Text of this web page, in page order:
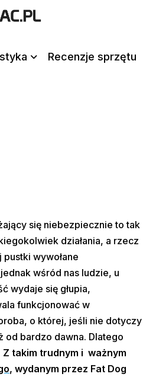
Recenzje sprzętu
się niebezpiecznie to tak
działania, a rzecz
wywołane
wśród nas ludzie, u
wydaje się głupia,
funkcjonować w
o której, jeśli nie dotyczy
od bardzo dawna. Dlatego
Z takim trudnym i ważnym
, wydanym przez Fat Dog